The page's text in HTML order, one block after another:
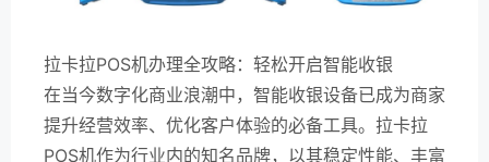
拉卡拉POS机办理全攻略：轻松开启智能收银
在当今数字化商业浪潮中，智能收银设备已成为商家
提升经营效率、优化客户体验的必备工具。拉卡拉
POS机作为行业内的知名品牌，以其稳定性能、丰富